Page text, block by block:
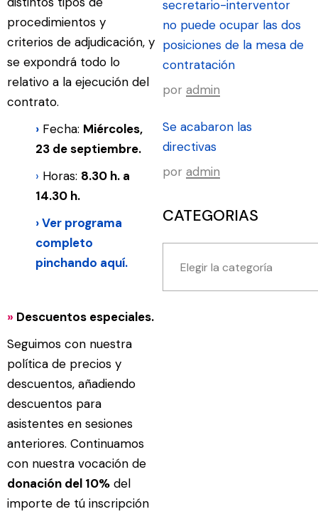
procedimientos y
criterios de adjudicación, y
se expondrá todo lo
relativo a la ejecución del
contrato.
› Fecha: Miércoles,
23 deseptiembre.
› Horas: 8.30 h. a
14.30 h.
›Ver programa
completo
pinchando aquí.
» Descuentos especiales.
Seguimos con nuestra
política de precios y
descuentos, añadiendo
descuentos para
asistentes en sesiones
anteriores. Continuamos
con nuestra vocación de
donación del 10% del
importe de tú inscripción
secretario-interventor
no puede ocupar las dos
posiciones de la mesa de
contratación
por admin
Se acabaron las
directivas
por admin
CATEGORIAS